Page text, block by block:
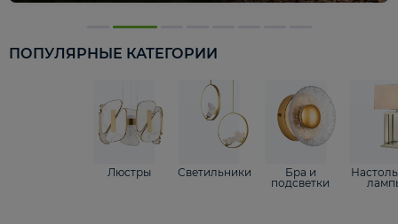
ПОПУЛЯРНЫЕ КАТЕГОРИИ
Люстры Светильники
Бра и
подсветки